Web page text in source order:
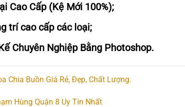
Cao Cấp (Kệ Mới 100%);
trí cao cấp các loại;
Chuyên Nghiệp Bằng Photoshop.
Chia Buồn Giá Rẻ, Đẹp, Chất Lượng.
Hùng Quận 8 Uy Tín Nhất